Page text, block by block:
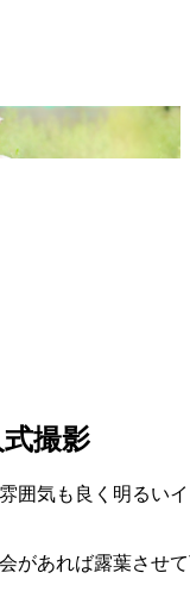
撮影
囲気も良く明るい
があれば露葉させ